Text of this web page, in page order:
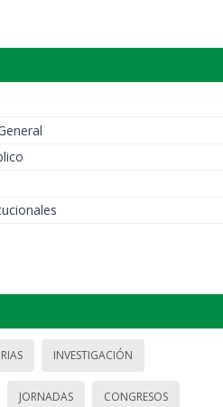
INVESTIGACIÓN
JORNADAS CONGRESOS